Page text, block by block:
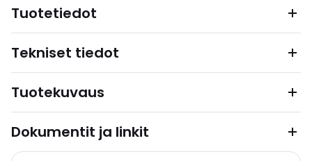
Tuotetiedot
Tekniset tiedot
Tuotekuvaus
Dokumentit ja linkit